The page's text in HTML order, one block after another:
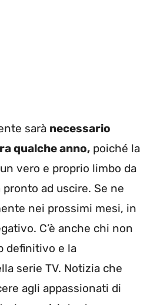
sarà necessario
qualche anno, poiché la
vero e proprio limbo da
ad uscire. Se ne
nei prossimi mesi, in
C’è anche chi non
definitivo e la
serie TV. Notizia che
agli appassionati di